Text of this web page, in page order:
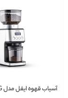
آسیاب قهوه ایفل مدل EL-3784 CG